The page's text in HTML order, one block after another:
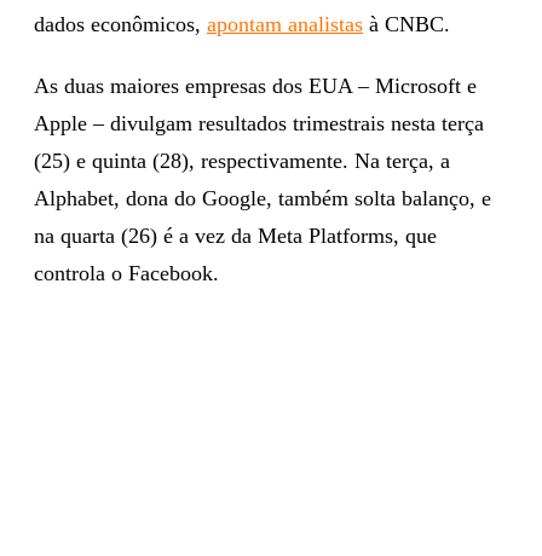
dados econômicos, apontam analistas à CNBC.
As duas maiores empresas dos EUA – Microsoft e
Apple – divulgam resultados trimestrais nesta terça
(25) e quinta (28), respectivamente. Na terça, a
Alphabet, dona do Google, também solta balanço, e
na quarta (26) é a vez da Meta Platforms, que
controla o Facebook.